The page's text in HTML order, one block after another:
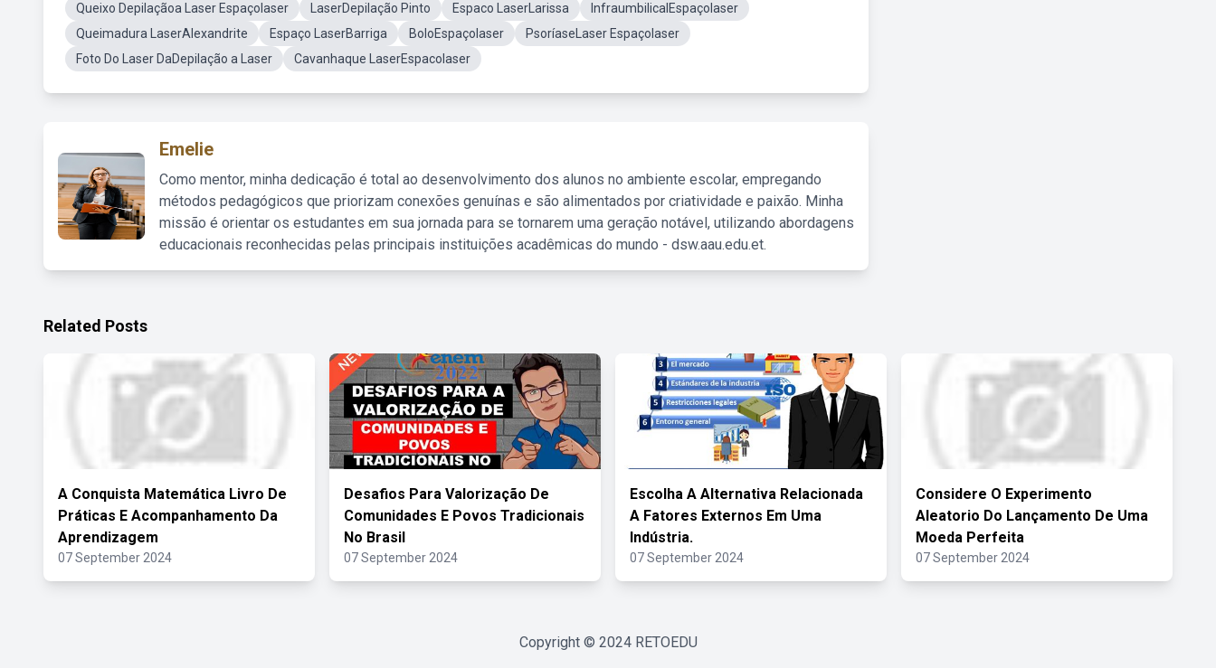
Queixo Depilaçãoa Laser Espaçolaser
LaserDepilação Pinto Espaco LaserLarissa
InfraumbilicalEspaçolaser
Queimadura LaserAlexandrite
Espaço LaserBarriga BoloEspaçolaser
PsoríaseLaser Espaçolaser
Foto Do Laser DaDepilação a Laser
Cavanhaque LaserEspacolaser
Emelie
Como mentor, minha dedicação é total ao desenvolvimento dos alunos no ambiente escolar, empregando
métodos pedagógicos que priorizam conexões genuínas e são alimentados por criatividade e paixão. Minha
missão é orientar os estudantes em sua jornada para se tornarem uma geração notável, utilizando abordagens
educacionais reconhecidas pelas principais instituições acadêmicas do mundo - dsw.aau.edu.et.
Related Posts
A Conquista Matemática Livro De
Práticas E Acompanhamento Da
Aprendizagem
07 September 2024
Desafios Para Valorização De
Comunidades E Povos Tradicionais
No Brasil
07 September 2024
Escolha A Alternativa Relacionada
A Fatores Externos Em Uma
Indústria.
07 September 2024
Considere O Experimento
Aleatorio Do Lançamento De Uma
Moeda Perfeita
07 September 2024
Copyright © 2024 RETOEDU